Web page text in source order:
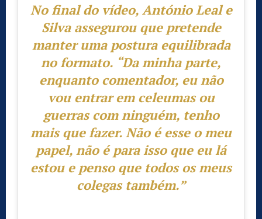
No final do vídeo, António Leal e
Silva assegurou que pretende
manter uma postura equilibrada
no formato. “Da minha parte,
enquanto comentador, eu não
vou entrar em celeumas ou
guerras com ninguém, tenho
mais que fazer. Não é esse o meu
papel, não é para isso que eu lá
estou e penso que todos os meus
colegas também.”